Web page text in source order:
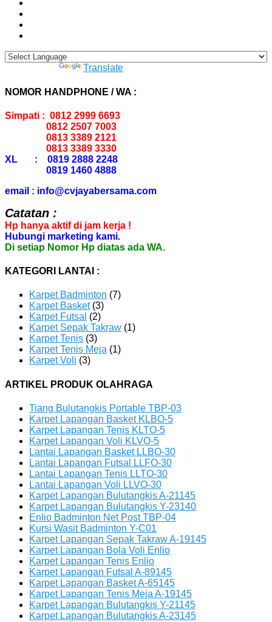
Translate
NOMOR HANDPHONE / WA :
Simpati : 0812 2999 6693
0812 2507 7003
0813 3389 2121
0813 3389 3330
XL : 0819 2888 2248
0819 1460 4888
email : info@cvjayabersama.com
Catatan :
Hp hanya aktif di jam kerja !
Hubungi marketing kami.
Di setiap Nomor Hp diatas ada WA.
KATEGORI LANTAI :
Karpet Badminton (7)
Karpet Basket(3)
Karpet Futsal (2)
Karpet Sepak Takraw (1)
Karpet Tenis (3)
Karpet Tenis Meja (1)
Karpet Voli (3)
ARTIKEL PRODUK OLAHRAGA
Tiang Bulutangkis Portable TBP-03
Karpet Lapangan Basket KLBO-5
Karpet Lapangan Tenis KLTO-5
Karpet Lapangan Voli KLVO-5
Lantai Lapangan Basket LLBO-30
Lantai Lapangan Futsal LLFO-30
Lantai Lapangan Tenis LLTO-30
Lantai Lapangan Voli LLVO-30
Karpet Lapangan Bulutangkis A-21145
Karpet Lapangan Bulutangkis Y-23140
Enlio Badminton Net Post TBP-04
Kursi Wasit Badminton Y-C01
Karpet Lapangan Sepak Takraw A-19145
Karpet Lapangan Bola Voli Enlio
Karpet Lapangan Tenis Enlio
Karpet Lapangan Futsal A-89145
Karpet Lapangan Basket A-65145
Karpet Lapangan Tenis Meja A-19145
Karpet Lapangan Bulutangkis Y-21145
Karpet Lapangan Bulutangkis A-23145